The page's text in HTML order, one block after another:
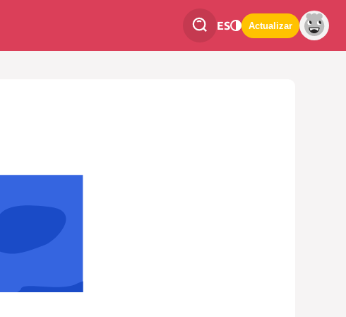
ES Actualizar